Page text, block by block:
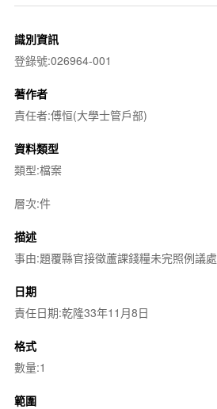
識別資訊
登錄號:026964-001
著作者
責任者:傅恒(大學士管戶部)
資料類型
類型:檔案
層次:件
描述
事由:題覆縣官接徵蘆課錢糧未完照例議處
日期
責任日期:乾隆33年11月8日
格式
數量:1
範圍